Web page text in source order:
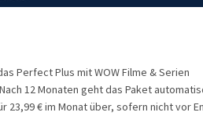
Perfect Plus mit WOW Filme & Serien
12 Monaten geht das Paket
23,99 € im Monat über, sofern nicht vor